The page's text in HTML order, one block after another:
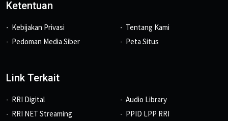
Ketentuan
Kebijakan Privasi
Pedoman Media Siber
Tentang Kami
Peta Situs
Link Terkait
RRI Digital
RRI NET Streaming
Audio Library
PPID LPP RRI